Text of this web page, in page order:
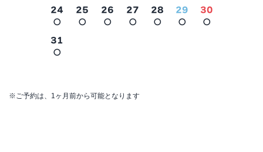
24
○
25
○
26
○
27
○
28
○
29
○
30
○
31
○
※ご予約は、1ヶ月前から可能となります